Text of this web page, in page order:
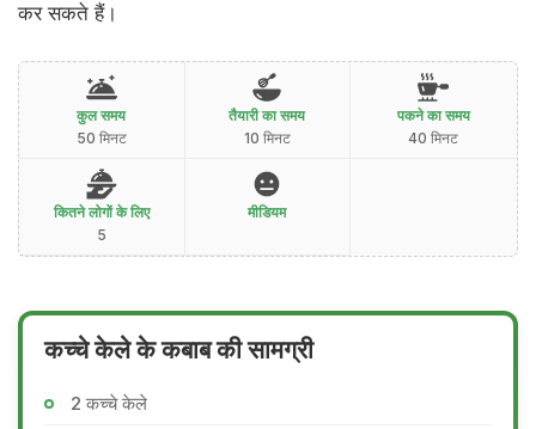
कर सकते हैं।
कुल समय
50 मिनट
तैयारी का समय
10 मिनट
पकने का समय
40 मिनट
कितने लोगों के लिए
5
मीडियम
कच्चे केले के कबाब की सामग्री
2 कच्चे केले